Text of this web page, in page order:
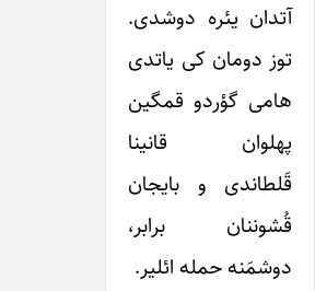
آتدان یئره دوشدی.
توز دومان کی یاتدی
هامی گؤردو قمگین
پهلوان قانینا
قَلطاندی و بایجان
قُشوننان برابر،
دوشمَنه حمله ائلیر.